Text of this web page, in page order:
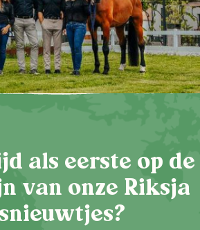
als eerste op de
van onze Riksja